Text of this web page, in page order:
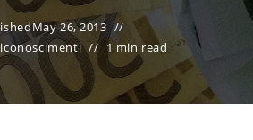
May 26, 2013
1 min read